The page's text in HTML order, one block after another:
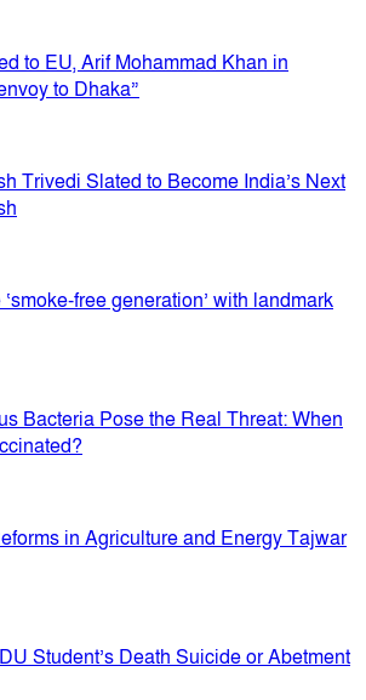
to EU, Arif Mohammad Khan in
to Dhaka”
Trivedi Slated to Become India’s Next
free generation’ with landmark
Bacteria Pose the Real Threat: When
in Agriculture and Energy Tajwar
Student’s Death Suicide or Abetment